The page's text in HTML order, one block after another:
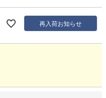
再入荷お知らせ